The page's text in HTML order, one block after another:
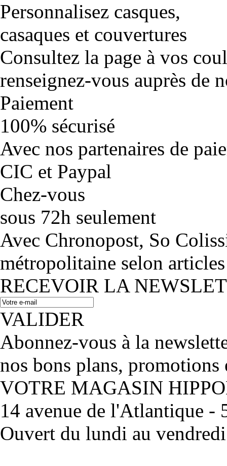
Personnalisez casques,
casaques et couvertures
Consultez la page à vos
renseignez-vous auprès de
Paiement
100% sécurisé
Avec nos partenaires de
CIC et Paypal
Chez-vous
sous 72h seulement
Avec Chronopost, So
métropolitaine selon
RECEVOIR LA
VALIDER
Abonnez-vous à la
nos bons plans, promotions
VOTRE MAGASIN
14 avenue de l'Atlantique -
Ouvert du lundi au